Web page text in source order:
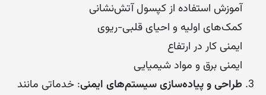
آموزش استفاده از کپسول آتش‌نشانی
کمک‌های اولیه و احیای قلبی-ریوی
ایمنی کار در ارتفاع
ایمنی برق و مواد شیمیایی
طراحی و پیاده‌سازی سیستم‌های ایمنی: خدماتی مانند